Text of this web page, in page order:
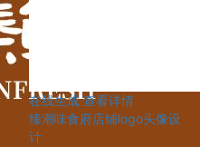
在线生成 查看详情
臻潮味食府店铺logo头像设
计